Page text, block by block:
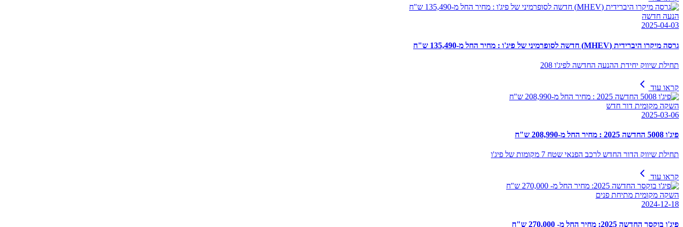
הנעה חדשה
2025-04-03
גרסה מיקרו היברידית (MHEV) חדשה לסופרמיני של פיג'ו : מחיר החל מ-135,490 ש"ח
תחילת שיווק יחידת ההנעה החדשה לפיג'ו 208
קראו עוד
השקה מקומית דור חדש
2025-03-06
פיג'ו 5008 החדשה 2025 : מחיר החל מ-208,990 ש"ח
תחילת שיווק הדור החדש לרכב הפנאי שטח 7 מקומות של פיג'ו
קראו עוד
השקה מקומית מתיחת פנים
2024-12-18
פיג'ו בוקסר החדשה 2025: מחיר החל מ- 270,000 ש"ח